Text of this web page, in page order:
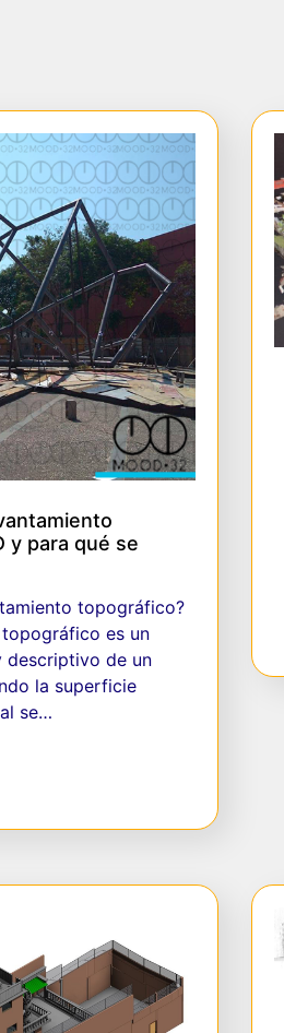
y para qué se
topográfico?
es un
descriptivo de un
la superficie
se…